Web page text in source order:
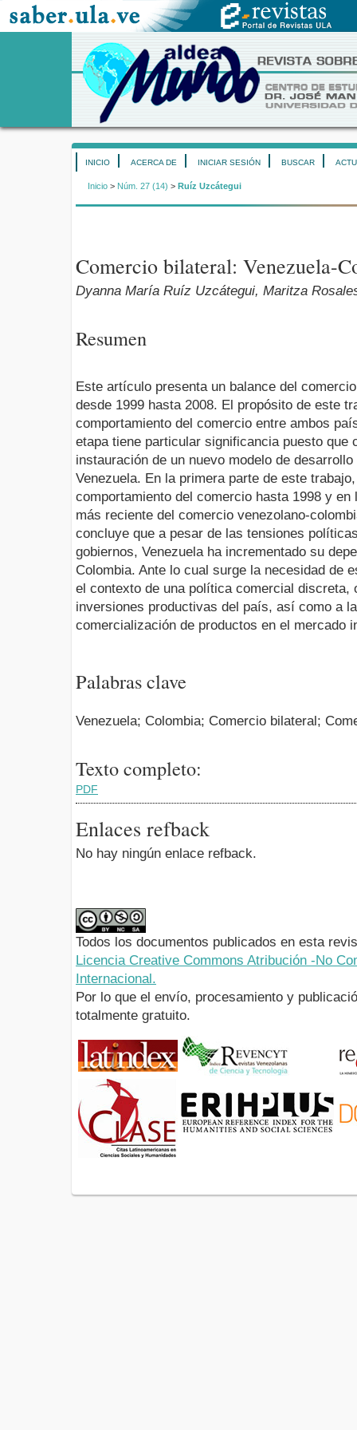
INICIO ACERCA DE INICIAR SESIÓN BUSCAR
Inicio > Núm. 27 (14) > Ruíz Uzcátegui
Comercio bilateral: Venezuela-
Dyanna María Ruíz Uzcátegui, Maritza
Resumen
Este artículo presenta un balance del
desde 1999 hasta 2008. El propósito de este
comportamiento del comercio entre ambos
etapa tiene particular significancia puesto que
instauración de un nuevo modelo de
Venezuela. En la primera parte de este
comportamiento del comercio hasta 1998 y
más reciente del comercio venezolano-
concluye que a pesar de las tensiones
gobiernos, Venezuela ha incrementado su
Colombia. Ante lo cual surge la necesidad de
el contexto de una política comercial discreta,
inversiones productivas del país, así como a
comercialización de productos en el mercado
Palabras clave
Venezuela; Colombia; Comercio bilateral;
Texto completo:
PDF
Enlaces refback
No hay ningún enlace refback.
Todos los documentos publicados en esta
Licencia Creative Commons Atribución -No
Internacional.
Por lo que el envío, procesamiento y
totalmente gratuito.